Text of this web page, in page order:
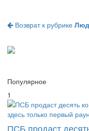
Популярное
1